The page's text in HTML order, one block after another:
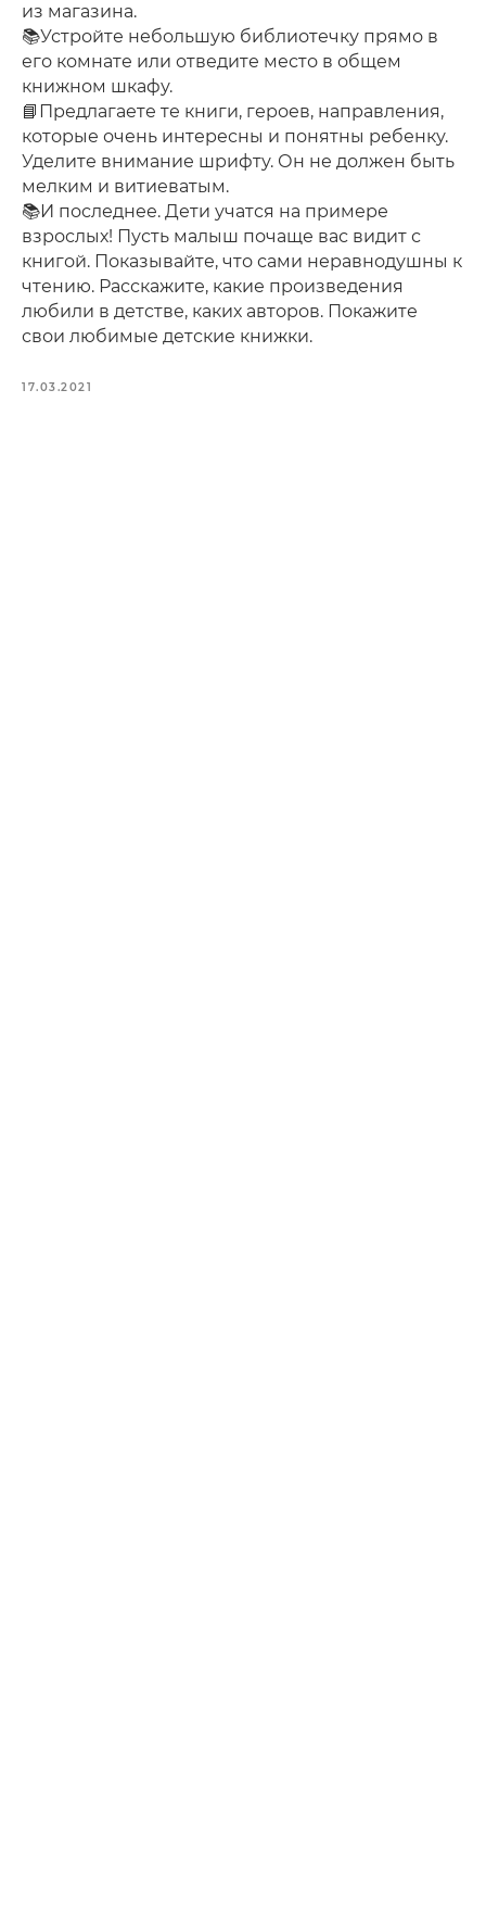
из магазина.
📚Устройте небольшую библиотечку прямо в
его комнате или отведите место в общем
книжном шкафу.
📘Предлагаете те книги, героев, направления,
которые очень интересны и понятны ребенку.
Уделите внимание шрифту. Он не должен быть
мелким и витиеватым.
📚И последнее. Дети учатся на примере
взрослых! Пусть малыш почаще вас видит с
книгой. Показывайте, что сами неравнодушны к
чтению. Расскажите, какие произведения
любили в детстве, каких авторов. Покажите
свои любимые детские книжки.
17.03.2021